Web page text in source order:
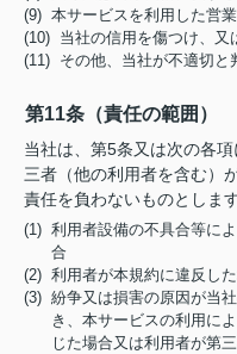
(9) 本サービスを利用した営
(10) 当社の信用を傷つけ、又
(11) その他、当社が不適切と
第11条（責任の範囲）
当社は、第5条又は次の各
三者（他の利用者を含む）
責任を負わないものとします
(1) 利用者設備の不具合等に
合
(2) 利用者が本規約に違反し
(3) 紛争又は損害の原因が当
き、本サービスの利用に
じた場合又は利用者が第